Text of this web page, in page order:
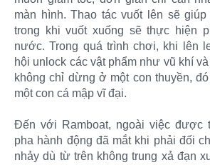
màn hình. Thao tác vuốt lên sẽ giúp
trong khi vuốt xuống sẽ thực hiện
nước. Trong quá trình chơi, khi lên
hội unlock các vật phẩm như vũ khí
không chỉ dừng ở một con thuyền,
một con cá mập vĩ đại.
Đến với Ramboat, ngoài việc được
pha hành động đã mắt khi phải đối
nhảy dù từ trên không trung xả đạn